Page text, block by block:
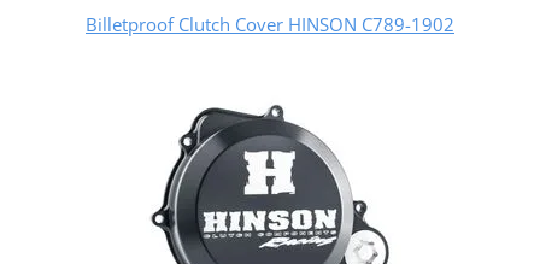
Billetproof Clutch Cover HINSON C789-1902